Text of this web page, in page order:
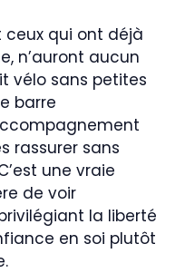
ceux qui ont déjà
n’auront aucun
vélo sans petites
barre
rassurer sans
une vraie
de voir
la liberté
en soi plutôt